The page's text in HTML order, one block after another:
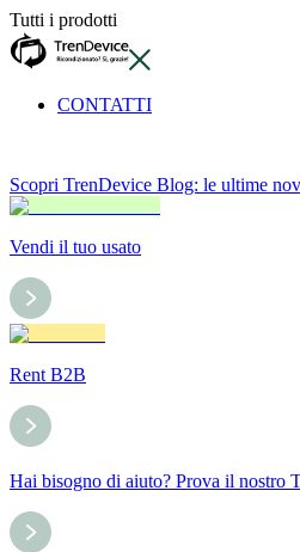
Tutti i prodotti
CONTATTI
Scopri TrenDevice Blog: le ultime
Vendi il tuo usato
Rent B2B
Hai bisogno di aiuto? Prova il nostro